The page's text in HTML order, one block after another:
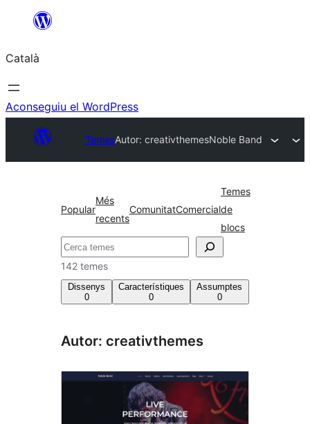
contingut
Català
Aconseguiu el WordPress
TemesAutor: creativthemesNoble Band
Popular
Més
recents
ComunitatComercial
Temes
de
blocs
Cerca
142 temes
Dissenys
0
Característiques
0
Assumptes
0
Autor: creativthemes